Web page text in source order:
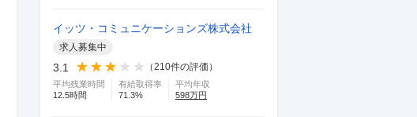
イッツ・コミュニケーションズ株式会社
求人募集中
3.1 （210件の評価）
平均残業時間
12.5時間
有給取得率
71.3%
平均年収
598万円